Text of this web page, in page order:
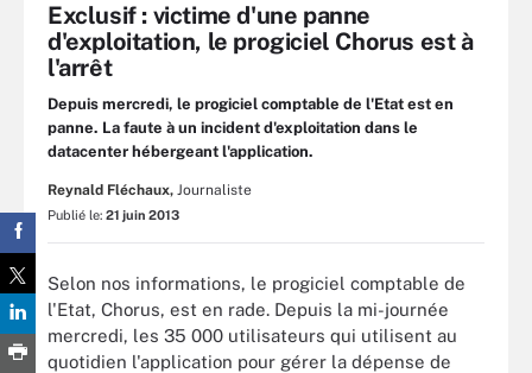
Exclusif : victime d'une panne
d'exploitation, le progiciel Chorus est à
l'arrêt
Depuis mercredi, le progiciel comptable de l'Etat est en
panne. La faute à un incident d'exploitation dans le
datacenter hébergeant l'application.
Reynald Fléchaux, Journaliste
Publié le: 21 juin 2013
Selon nos informations, le progiciel comptable de
l'Etat, Chorus, est en rade. Depuis la mi-journée
mercredi, les 35 000 utilisateurs qui utilisent au
quotidien l'application pour gérer la dépense de